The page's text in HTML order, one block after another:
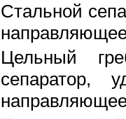
Стальной
Цельный
сепаратор,